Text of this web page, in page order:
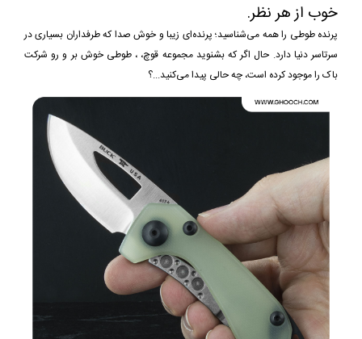
خوب از هر نظر.
پرنده طوطی را همه می‌شناسید؛ پرنده‌ای زیبا و خوش صدا که طرفداران بسیاری در
سرتاسر دنیا دارد. حال اگر که بشنوید مجموعه قوچ، ، طوطی خوش بر و رو شرکت
باک را موجود کرده است، چه حالی پیدا می‌کنید...؟